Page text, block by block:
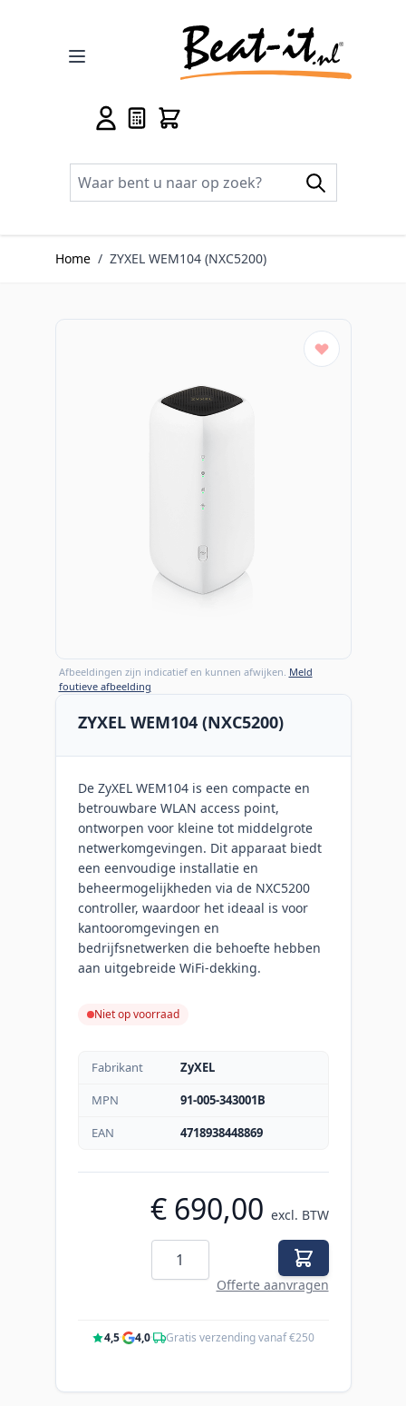
Home / ZYXEL WEM104 (NXC5200)
Afbeeldingen zijn indicatief en kunnen afwijken. Meld
foutieve afbeelding
ZYXEL WEM104 (NXC5200)
De ZyXEL WEM104 is een compacte en
betrouwbare WLAN access point,
ontworpen voor kleine tot middelgrote
netwerkomgevingen. Dit apparaat biedt
een eenvoudige installatie en
beheermogelijkheden via de NXC5200
controller, waardoor het ideaal is voor
kantooromgevingen en
bedrijfsnetwerken die behoefte hebben
aan uitgebreide WiFi-dekking.
Niet op voorraad
Fabrikant
ZyXEL
MPN
91-005-343001B
EAN
4718938448869
€ 690,00 excl. BTW
Aantal
Offerte aanvragen
4,5· 4,0· Gratis verzending vanaf €250